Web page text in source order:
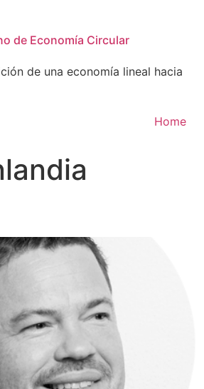
de Economía Circular
de una economía lineal hacia
Home